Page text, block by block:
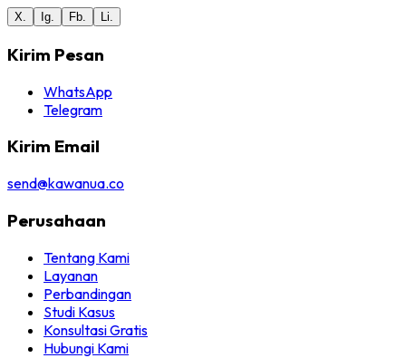
X. Ig. Fb. Li.
Kirim Pesan
WhatsApp
Telegram
Kirim Email
send@kawanua.co
Perusahaan
Tentang Kami
Layanan
Perbandingan
Studi Kasus
Konsultasi Gratis
Hubungi Kami